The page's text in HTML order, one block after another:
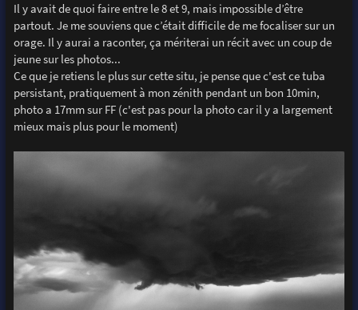
Il y avait de quoi faire entre le 8 et 9, mais impossible d’être
partout. Je me souviens que c’était difficile de me focaliser sur un
orage. Il y aurai a raconter, ça mériterai un récit avec un coup de
jeune sur les photos...
Ce que je retiens le plus sur cette situ, je pense que c'est ce tuba
persistant, pratiquement à mon zénith pendant un bon 10min,
photo a 17mm sur FF (c'est pas pour la photo car il y a largement
mieux mais plus pour le moment)